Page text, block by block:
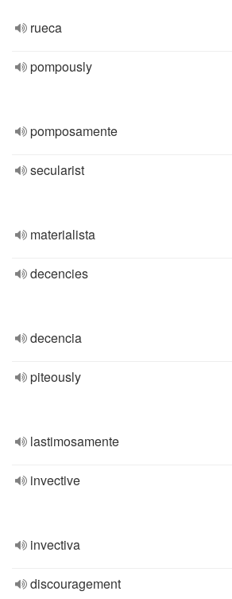
rueca
pompously
pomposamente
secularist
materialista
decencies
decencia
piteously
lastimosamente
invective
invectiva
discouragement